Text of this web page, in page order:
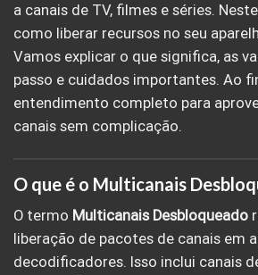
a canais de TV, filmes e séries.
como liberar recursos no seu
Vamos explicar o que significa, as
passo e cuidados importantes. Ao
entendimento completo para
canais sem complicação.
O que é o Multicanais
O termo Multicanais Desbloqueado
liberação de pacotes de canais em
decodificadores. Isso inclui canais